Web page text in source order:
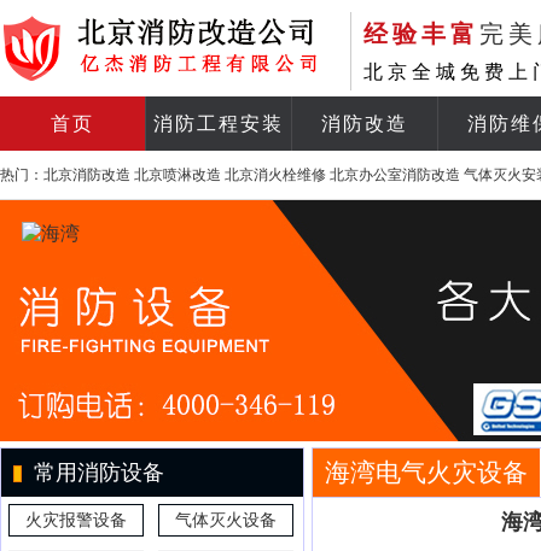
经验丰富 完
北京全城免费上
首页 消防工程安装 消防改造 消防维
热门： 北京消防改造 北京喷淋改造 北京消火栓维修 北京办公室消防改造 气体灭火安
常用消防设备
火灾报警设备 气体灭火设备
海湾电气火灾设备
海